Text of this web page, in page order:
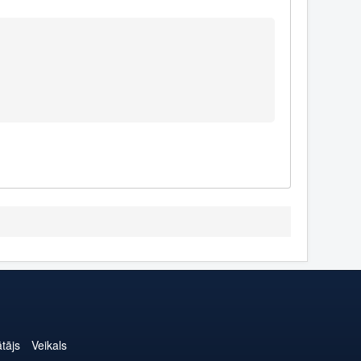
Veikals